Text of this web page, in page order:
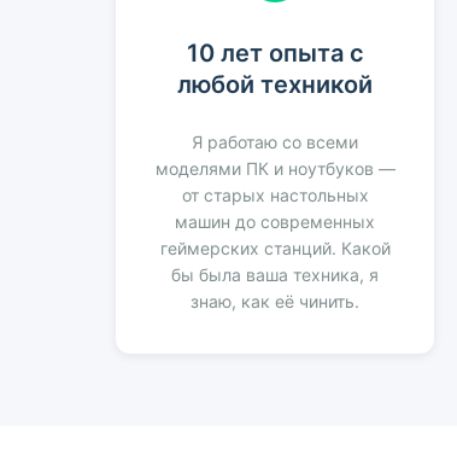
10 лет опыта с
любой техникой
Я работаю со всеми
моделями ПК и ноутбуков —
от старых настольных
машин до современных
геймерских станций. Какой
бы была ваша техника, я
знаю, как её чинить.